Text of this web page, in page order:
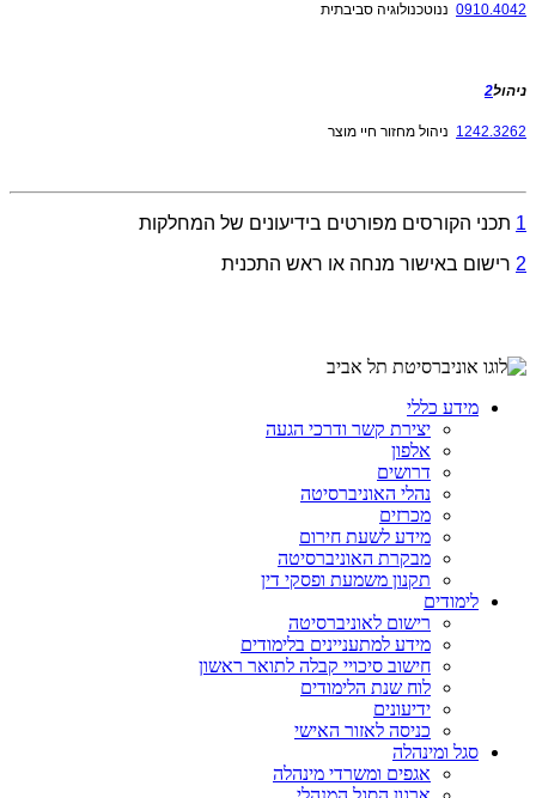
0910.4042 ננוטכנולוגיה סביבתית
ניהול2
1242.3262 ניהול מחזור חיי מוצר
1 תכני הקורסים מפורטים בידיעונים של המחלקות
2 רישום באישור מנחה או ראש התכנית
מידע כללי
יצירת קשר ודרכי הגעה
אלפון
דרושים
נהלי האוניברסיטה
מכרזים
מידע לשעת חירום
מבקרת האוניברסיטה
תקנון משמעת ופסקי דין
לימודים
רישום לאוניברסיטה
מידע למתעניינים בלימודים
חישוב סיכויי קבלה לתואר ראשון
לוח שנת הלימודים
ידיעונים
כניסה לאזור האישי
סגל ומינהלה
אגפים ומשרדי מינהלה